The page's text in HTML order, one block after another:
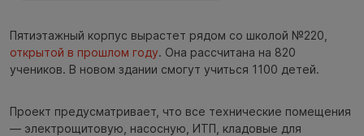
Пятиэтажный корпус вырастет рядом со школой №220,
открытой в прошлом году. Она рассчитана на 820
учеников. В новом здании смогут учиться 1100 детей.
Проект предусматривает, что все технические помещения
— электрощитовую, насосную, ИТП, кладовые для